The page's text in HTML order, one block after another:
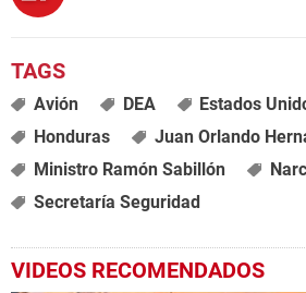
Avión DEA Estados
Honduras
Juan Orlando
Ministro Ramón Sabillón
Secretaría Seguridad
VIDEOS RECOMENDADOS